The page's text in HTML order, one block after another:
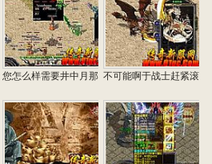
您怎么样需要井中月那 不可能啊于战士赶紧滚